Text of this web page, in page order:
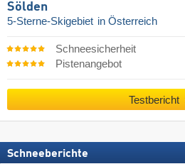
Sölden
5-Sterne-Skigebiet in Österreich
Schneesicherheit
Pistenangebot
Testbericht
Schneeberichte